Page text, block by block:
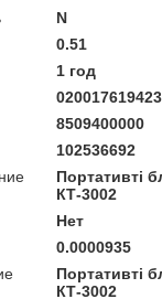
N
0.51
1 год
8509400000
102536692
Портативті
КТ-3002
Нет
0.0000935
Портативті
КТ-3002